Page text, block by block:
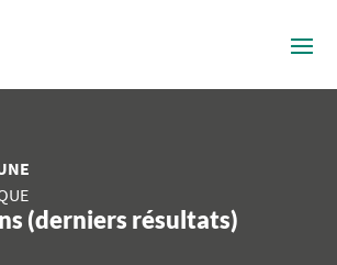
(derniers résultats)